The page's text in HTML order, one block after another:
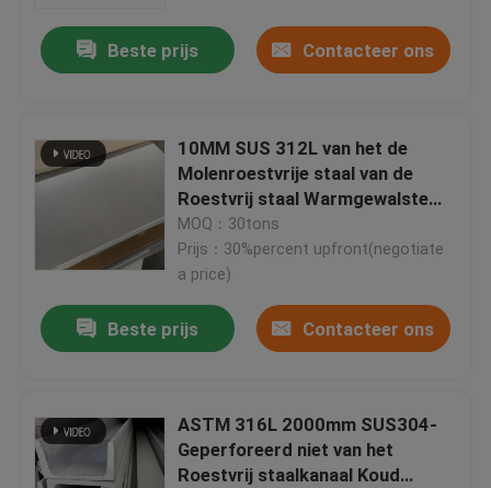
Beste prijs Contacteer ons
10MM SUS 312L van het de
Molenroestvrije staal van de
Roestvrij staal Warmgewalste
Plaat het Bladprijs Sus304
MOQ：30tons
Prijs：30%percent upfront(negotiate
a price)
Beste prijs Contacteer ons
ASTM 316L 2000mm SUS304-
Geperforeerd niet van het
Roestvrij staalkanaal Koud